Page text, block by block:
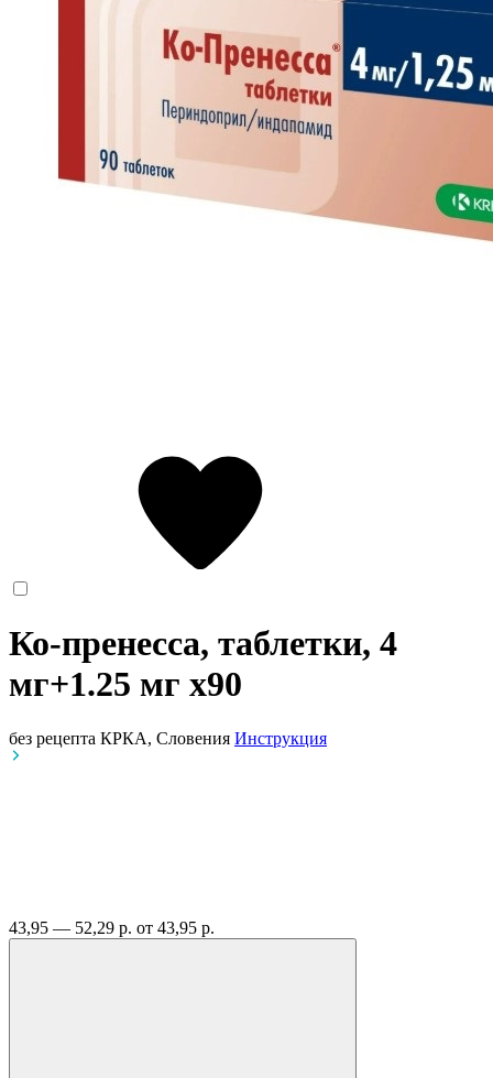
Ко-пренесса, таблетки, 4
мг+1.25 мг x90
без рецепта КРКА, Словения Инструкция
43,95 — 52,29 р. от 43,95 р.